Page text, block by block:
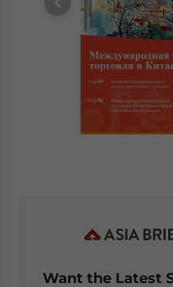
Want the Latest